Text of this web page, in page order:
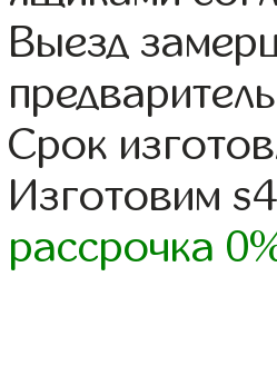
Выезд
Срок
Изготовим
рассрочка